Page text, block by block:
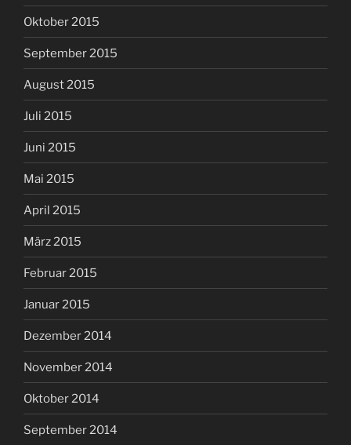
Oktober 2015
September 2015
August 2015
Juli 2015
Juni 2015
Mai 2015
April 2015
März 2015
Februar 2015
Januar 2015
Dezember 2014
November 2014
Oktober 2014
September 2014